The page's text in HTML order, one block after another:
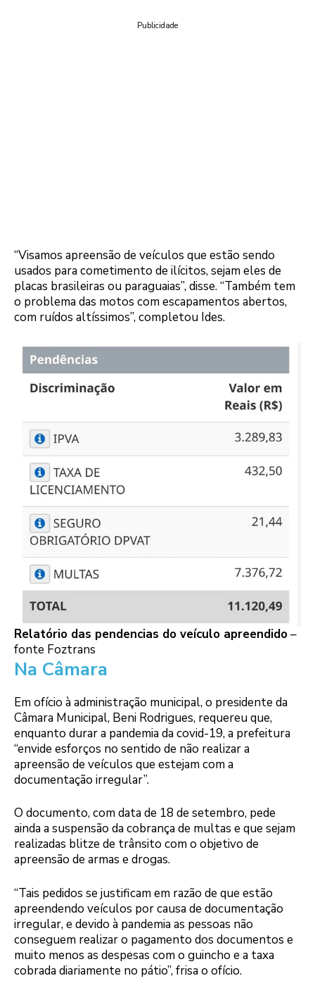
Publicidade
“Visamos apreensão de veículos que estão sendo
usados para cometimento de ilícitos, sejam eles de
placas brasileiras ou paraguaias”, disse. “Também tem
o problema das motos com escapamentos abertos,
com ruídos altíssimos”, completou Ides.
Relatório das pendencias do veículo apreendido–
fonte Foztrans
Na Câmara
Em ofício à administração municipal, o presidente da
Câmara Municipal, Beni Rodrigues, requereu que,
enquanto durar a pandemia da covid-19, a prefeitura
“envide esforços no sentido de não realizar a
apreensão de veículos que estejam com a
documentação irregular”.
O documento, com data de 18 de setembro, pede
ainda a suspensão da cobrança de multas e que sejam
realizadas blitze de trânsito com o objetivo de
apreensão de armas e drogas.
“Tais pedidos se justificam em razão de que estão
apreendendo veículos por causa de documentação
irregular, e devido à pandemia as pessoas não
conseguem realizar o pagamento dos documentos e
muito menos as despesas com o guincho e a taxa
cobrada diariamente no pátio”, frisa o ofício.